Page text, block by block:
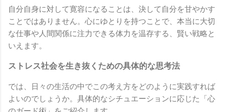
自分自身に対して寛容になることは、決して自分を甘やかす
ことではありません。心にゆとりを持つことで、本当に大切
な仕事や人間関係に注力できる体力を温存する、賢い戦略と
いえます。
ストレス社会を生き抜くための具体的な思考法
では、日々の生活の中でこの考え方をどのように実践すれば
よいのでしょうか。具体的なシチュエーションに応じた「心